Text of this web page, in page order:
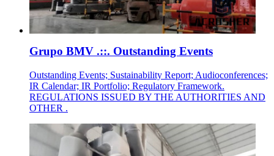
Grupo BMV .::. Outstanding Events
Outstanding Events; Sustainability Report; Audioconferences;
IR Calendar; IR Portfolio; Regulatory Framework.
REGULATIONS ISSUED BY THE AUTHORITIES AND
OTHER .